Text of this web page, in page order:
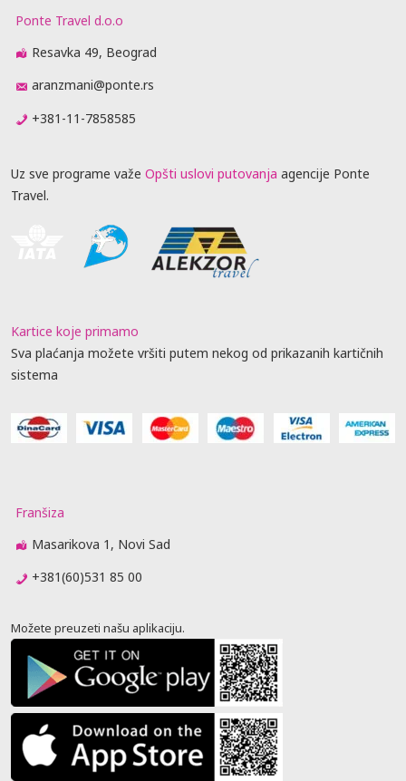
Ponte Travel d.o.o
Resavka 49, Beograd
aranzmani@ponte.rs
+381-11-7858585
Uz sve programe važe Opšti uslovi putovanja agencije Ponte
Travel.
Kartice koje primamo
Sva plaćanja možete vršiti putem nekog od prikazanih kartičnih
sistema
Franšiza
Masarikova 1, Novi Sad
+381(60)531 85 00
Možete preuzeti našu aplikaciju.